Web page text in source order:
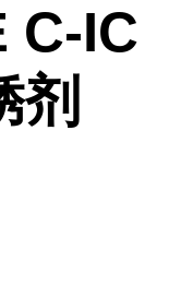
C-IC
剂